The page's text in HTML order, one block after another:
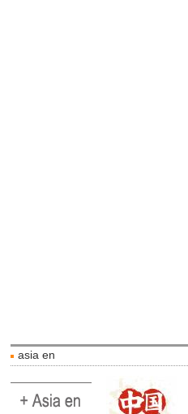
asia en